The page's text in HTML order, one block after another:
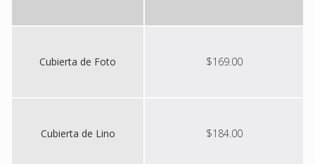
Cubierta de Foto $169.00
Cubierta de Lino $184.00